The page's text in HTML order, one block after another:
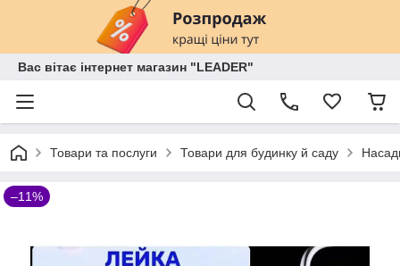
Вас вітає інтернет магазин "LEADER"
Товари та послуги Товари для будинку й саду
–11%